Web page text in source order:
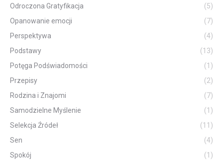
Odroczona Gratyfikacja
(5)
Opanowanie emocji
(7)
Perspektywa
(4)
Podstawy
(13)
Potęga Podświadomości
(1)
Przepisy
(2)
Rodzina i Znajomi
(7)
Samodzielne Myślenie
(1)
Selekcja Źródeł
(11)
Sen
(4)
Spokój
(1)